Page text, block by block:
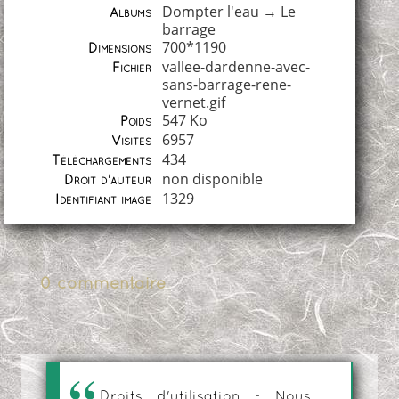
Albums Dompter l'eau → Le
barrage
Dimensions 700*1190
Fichier
vallee-dardenne-avec-
sans-barrage-rene-
vernet.gif
Poids 547 Ko
Visites 6957
Téléchargements 434
Droit d'auteur non disponible
Identifiant image 1329
0 commentaire